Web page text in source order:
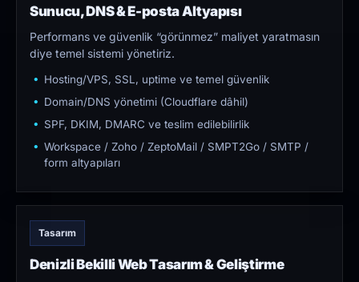
Sunucu, DNS & E-posta Altyapısı
Performans ve güvenlik “görünmez” maliyet yaratmasın
diye temel sistemi yönetiriz.
Hosting/VPS, SSL, uptime ve temel güvenlik
Domain/DNS yönetimi (Cloudflare dâhil)
SPF, DKIM, DMARC ve teslim edilebilirlik
Workspace / Zoho / ZeptoMail / SMPT2Go / SMTP /
form altyapıları
Tasarım
Denizli Bekilli Web Tasarım & Geliştirme